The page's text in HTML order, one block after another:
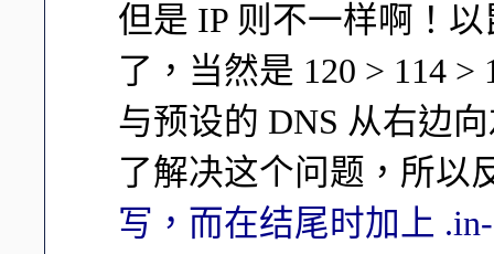
但是 IP 则不一样啊！以
了，当然是 120 > 114
与预设的 DNS 从右边
了解决这个问题，所以
写，而在结尾时加上